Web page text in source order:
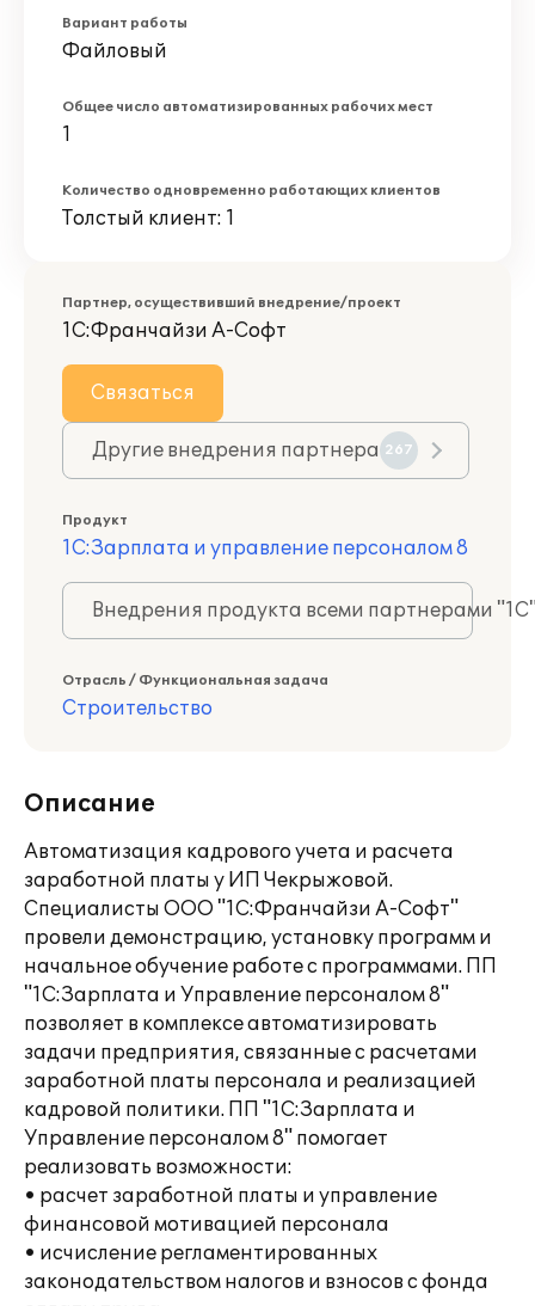
Вариант работы
Файловый
Общее число автоматизированных рабочих мест
1
Количество одновременно работающих клиентов
Толстый клиент: 1
Партнер, осуществивший внедрение/проект
1С:Франчайзи А-Софт
Связаться
Другие внедрения партнера 267
Продукт
1С:Зарплата и управление персоналом 8
Внедрения продукта всеми партнерами
Отрасль / Функциональная задача
Строительство
Описание
Автоматизация кадрового учета и расчета
заработной платы у ИП Чекрыжовой.
Специалисты ООО "1С:Франчайзи А-Софт"
провели демонстрацию, установку программ и
начальное обучение работе с программами. ПП
"1С:Зарплата и Управление персоналом 8"
позволяет в комплексе автоматизировать
задачи предприятия, связанные с расчетами
заработной платы персонала и реализацией
кадровой политики. ПП "1С:Зарплата и
Управление персоналом 8" помогает
реализовать возможности:
• расчет заработной платы и управление
финансовой мотивацией персонала
• исчисление регламентированных
законодательством налогов и взносов с фонда